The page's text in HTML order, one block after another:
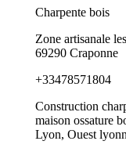
Charpente bois
Zone artisanale
69290 Craponne
+33478571804
Construction
maison ossature
Lyon, Ouest